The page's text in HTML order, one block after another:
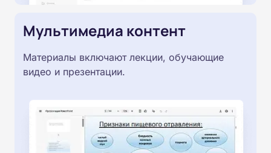
Мультимедиа контент
Материалы включают лекции, обучающие
видео и презентации.